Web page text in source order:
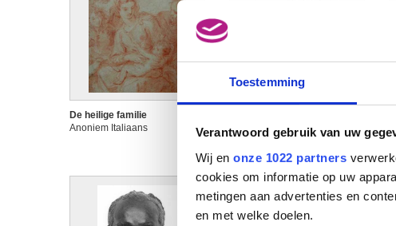
Toestemming
Verantwoord gebruik van uw
Wij en onze 1022 partners
cookies om informatie op uw
metingen aan advertenties en
en met welke doelen.
De heilige familie
Anoniem Italiaans
evangelist
Anoniem Italiaans